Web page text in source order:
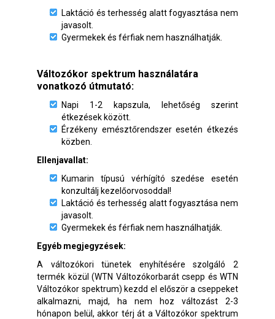
Laktáció és terhesség alatt fogyasztása nem
javasolt.
Gyermekek és férfiak nem használhatják.
Változókor spektrum használatára
vonatkozó útmutató:
Napi 1-2 kapszula, lehetőség szerint
étkezések között.
Érzékeny emésztőrendszer esetén étkezés
közben.
Ellenjavallat:
Kumarin típusú vérhígító szedése esetén
konzultálj kezelőorvosoddal!
Laktáció és terhesség alatt fogyasztása nem
javasolt.
Gyermekek és férfiak nem használhatják.
Egyéb megjegyzések:
A változókori tünetek enyhítésére szolgáló 2
termék közül (WTN Változókorbarát csepp és WTN
Változókor spektrum) kezdd el először a cseppeket
alkalmazni, majd, ha nem hoz változást 2-3
hónapon belül, akkor térj át a Változókor spektrum